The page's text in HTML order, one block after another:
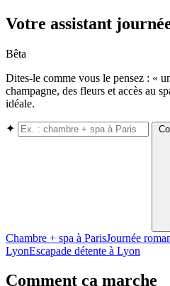
Votre assistant
Bêta
Dites-le comme vous le pensez : «
champagne, des fleurs et accès au
idéale.
✦
Chambre + spa à ParisJournée
LyonEscapade détente à Lyon
Comment ça marche